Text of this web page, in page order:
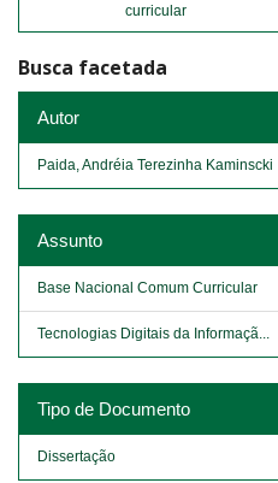
curricular
Busca facetada
Autor
Paida, Andréia Terezinha Kaminscki
Assunto
Base Nacional Comum Curricular
Tecnologias Digitais da Informaçã...
Tipo de Documento
Dissertação